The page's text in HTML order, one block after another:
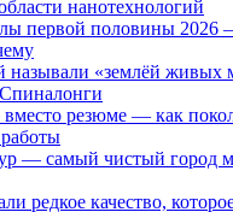
нанотехнологий
первой половины 2026
называли «землёй живых
резюме — как
— самый чистый город
редкое качество,